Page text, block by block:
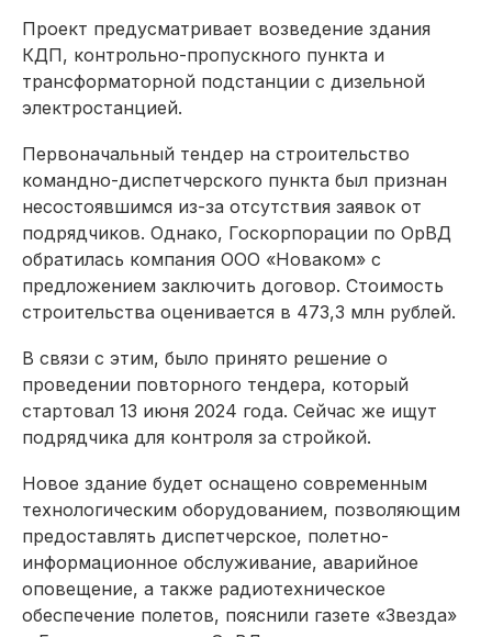
Проект предусматривает возведение здания
КДП, контрольно-пропускного пункта и
трансформаторной подстанции с дизельной
электростанцией.
Первоначальный тендер на строительство
командно-диспетчерского пункта был признан
несостоявшимся из-за отсутствия заявок от
подрядчиков. Однако, Госкорпорации по ОрВД
обратилась компания ООО «Новаком» с
предложением заключить договор. Стоимость
строительства оценивается в 473,3 млн рублей.
В связи с этим, было принято решение о
проведении повторного тендера, который
стартовал 13 июня 2024 года. Сейчас же ищут
подрядчика для контроля за стройкой.
Новое здание будет оснащено современным
технологическим оборудованием, позволяющим
предоставлять диспетчерское, полетно-
информационное обслуживание, аварийное
оповещение, а также радиотехническое
обеспечение полетов, пояснили газете «Звезда»